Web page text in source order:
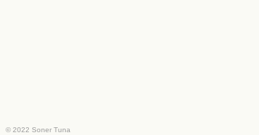
© 2022 Soner Tuna